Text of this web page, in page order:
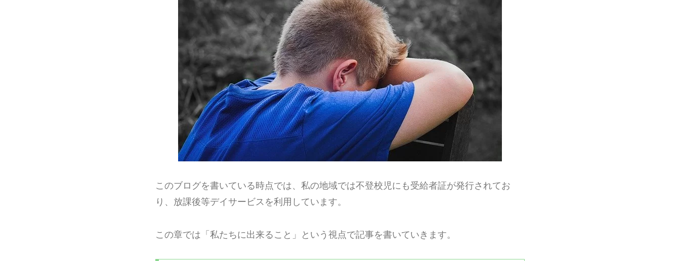
このブログを書いている時点では、私の地域では不登校児にも受給者証が発行されてお
り、放課後等デイサービスを利用しています。
この章では「私たちに出来ること」という視点で記事を書いていきます。